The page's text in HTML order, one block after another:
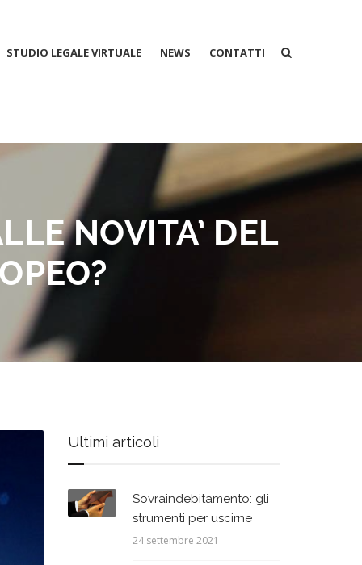
STUDIO LEGALE VIRTUALE NEWS CONTATTI
NOVITA’ DEL
Ultimi articoli
Sovraindebitamento: gli
strumenti per uscirne
24 settembre 2021